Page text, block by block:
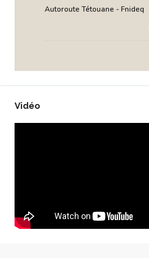
Autoroute Tétouane - Fnideq
Vidéo